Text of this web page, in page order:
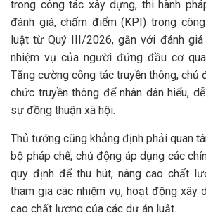
trong công tác xây dựng, thi hành
đánh giá, chấm điểm (KPI) trong
luật từ Quý III/2026, gắn với đánh
nhiệm vụ của người đứng đầu cơ
Tăng cường công tác truyền thông, chủ
chức truyền thông để nhân dân hiểu,
sự đồng thuận xã hội.
Thủ tướng cũng khẳng định phải quan
bộ pháp chế; chủ động áp dụng các
quy định để thu hút, nâng cao chất
tham gia các nhiệm vụ, hoạt động xây
cao chất lượng của các dự án luật.